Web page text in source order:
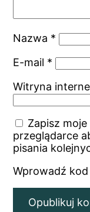
Nazwa *
E-mail *
Witryna
Zapisz
przeglądarce
pisania
Wprowadź kod